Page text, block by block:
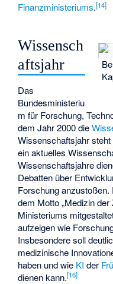
Finanzministeriums.[14]
Wissensch
aftsjahr
Das
Bundesministeriu
m für Forschung,
dem Jahr 2000 die
Wissenschaftsjahr
ein aktuelles
Wissenschaftsjahre
Debatten über
Forschung
dem Motto „Medizin
Ministeriums
aufzeigen wie
Insbesondere soll
medizinische
haben und wie KI der
dienen kann.[16]